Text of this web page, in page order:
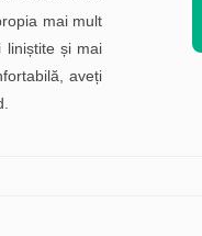
mai mult
liniștite și mai
aveți